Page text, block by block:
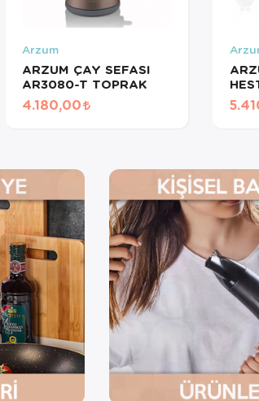
Arzum
ARZUM ÇAY SEFASI
AR3080-T TOPRAK
4.180,00